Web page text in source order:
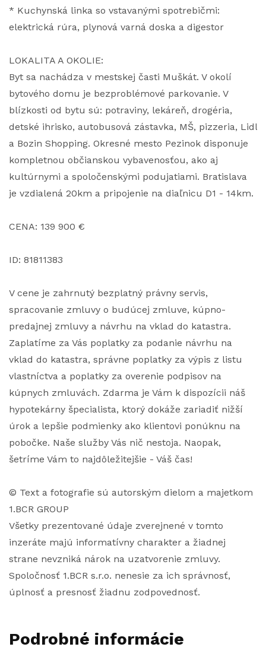
* Kuchynská linka so vstavanými spotrebičmi:
elektrická rúra, plynová varná doska a digestor
LOKALITA A OKOLIE:
Byt sa nachádza v mestskej časti Muškát. V okolí
bytového domu je bezproblémové parkovanie. V
blízkosti od bytu sú: potraviny, lekáreň, drogéria,
detské ihrisko, autobusová zástavka, MŠ, pizzeria, Lidl
a Bozin Shopping. Okresné mesto Pezinok disponuje
kompletnou občianskou vybavenosťou, ako aj
kultúrnymi a spoločenskými podujatiami. Bratislava
je vzdialená 20km a pripojenie na diaľnicu D1 - 14km.
CENA: 139 900 €
ID: 81811383
V cene je zahrnutý bezplatný právny servis,
spracovanie zmluvy o budúcej zmluve, kúpno-
predajnej zmluvy a návrhu na vklad do katastra.
Zaplatíme za Vás poplatky za podanie návrhu na
vklad do katastra, správne poplatky za výpis z listu
vlastníctva a poplatky za overenie podpisov na
kúpnych zmluvách. Zdarma je Vám k dispozícii náš
hypotekárny špecialista, ktorý dokáže zariadiť nižší
úrok a lepšie podmienky ako klientovi ponúknu na
pobočke. Naše služby Vás nič nestoja. Naopak,
šetríme Vám to najdôležitejšie - Váš čas!
© Text a fotografie sú autorským dielom a majetkom
1.BCR GROUP
Všetky prezentované údaje zverejnené v tomto
inzeráte majú informatívny charakter a žiadnej
strane nevzniká nárok na uzatvorenie zmluvy.
Spoločnosť 1.BCR s.r.o. nenesie za ich správnosť,
úplnosť a presnosť žiadnu zodpovednosť.
Podrobné informácie